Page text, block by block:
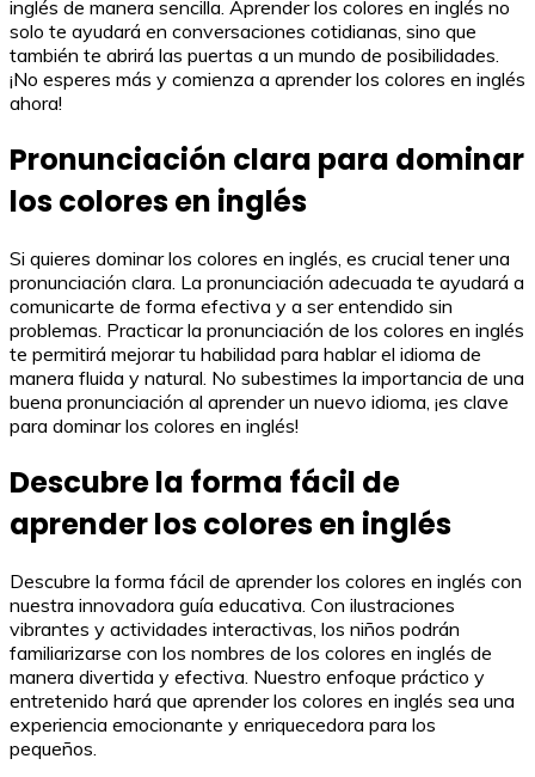
inglés de manera sencilla. Aprender los colores en inglés no
solo te ayudará en conversaciones cotidianas, sino que
también te abrirá las puertas a un mundo de posibilidades.
¡No esperes más y comienza a aprender los colores en inglés
ahora!
Pronunciación clara para dominar
los colores en inglés
Si quieres dominar los colores en inglés, es crucial tener una
pronunciación clara. La pronunciación adecuada te ayudará a
comunicarte de forma efectiva y a ser entendido sin
problemas. Practicar la pronunciación de los colores en inglés
te permitirá mejorar tu habilidad para hablar el idioma de
manera fluida y natural. No subestimes la importancia de una
buena pronunciación al aprender un nuevo idioma, ¡es clave
para dominar los colores en inglés!
Descubre la forma fácil de
aprender los colores en inglés
Descubre la forma fácil de aprender los colores en inglés con
nuestra innovadora guía educativa. Con ilustraciones
vibrantes y actividades interactivas, los niños podrán
familiarizarse con los nombres de los colores en inglés de
manera divertida y efectiva. Nuestro enfoque práctico y
entretenido hará que aprender los colores en inglés sea una
experiencia emocionante y enriquecedora para los
pequeños.